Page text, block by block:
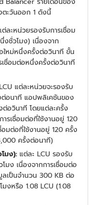
ตะวันออก 1 ดังนี้
ต่ละหน่วยรองรับการเชื่อม
งชั่วโมง) เนื่องจาก
หม่หนึ่งครั้งต่อวินาที ขั้น
ชื่อมต่อหนึ่งครั้งต่อวินาที
LCU แต่ละหน่วยจะรองรับ
อนาที แอปพลิเคชันของ
อวินาที โดยแต่ละครั้ง
รเชื่อมต่อที่ใช้งานอยู่ 120
มต่อที่ใช้งานอยู่ 120 ครั้ง
ครั้งต่อนาที)
มง): แต่ละ LCU รองรับ
มง เนื่องจากการเชื่อมต่อ
ลเป็นจำนวน 300 KB ต่อ
งหรือ 1.08 LCU (1.08